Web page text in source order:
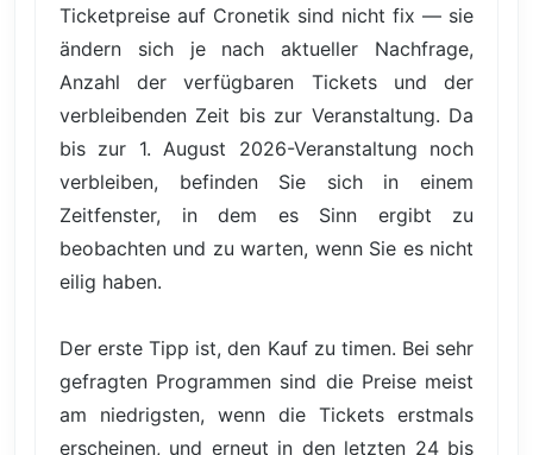
Ticketpreise auf Cronetik sind nicht fix — sie
ändern sich je nach aktueller Nachfrage,
Anzahl der verfügbaren Tickets und der
verbleibenden Zeit bis zur Veranstaltung. Da
bis zur 1. August 2026-Veranstaltung noch
verbleiben, befinden Sie sich in einem
Zeitfenster, in dem es Sinn ergibt zu
beobachten und zu warten, wenn Sie es nicht
eilig haben.
Der erste Tipp ist, den Kauf zu timen. Bei sehr
gefragten Programmen sind die Preise meist
am niedrigsten, wenn die Tickets erstmals
erscheinen, und erneut in den letzten 24 bis